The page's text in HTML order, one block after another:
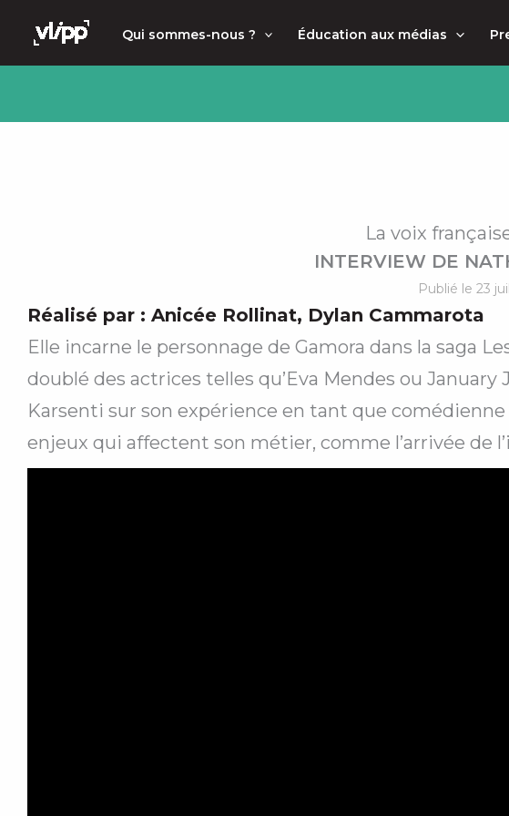
principal
Qui sommes-nous ? Éducation aux médias
La voix
INTERVIEW DE
Publié le 23
Réalisé par : Anicée Rollinat, Dylan Cammarota
Elle incarne le personnage de Gamora dans la saga
doublé des actrices telles qu’Eva Mendes ou
Karsenti sur son expérience en tant que
enjeux qui affectent son métier, comme l’arrivée de